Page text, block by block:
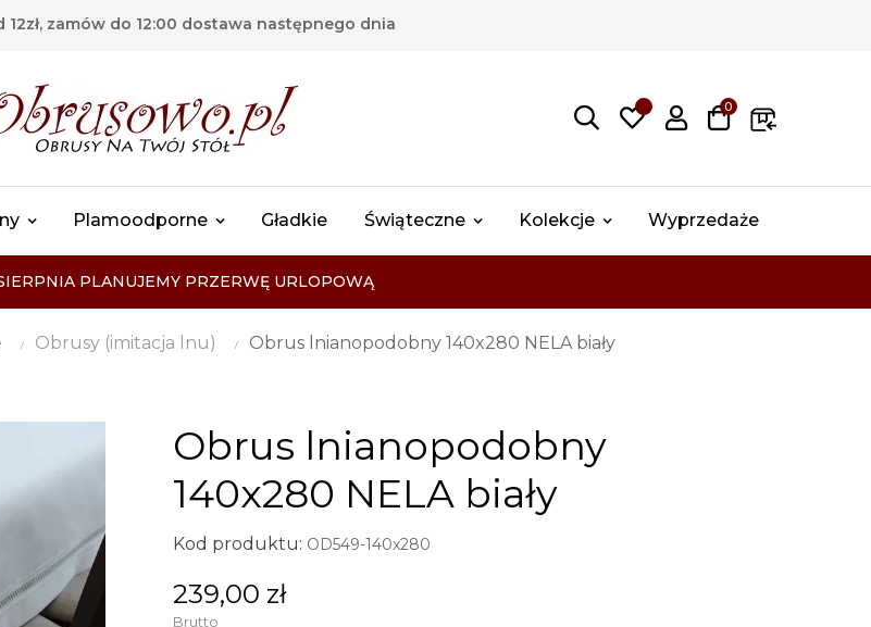
12zł, zamów do 12:00 dostawa następnego dnia
0
Plamoodporne Gładkie Świąteczne Kolekcje Wyprzedaże
PLANUJEMY PRZERWĘ URLOPOWĄ
Obrusy (imitacja lnu) Obrus lnianopodobny 140x280 NELA biały
Obrus lnianopodobny
140x280 NELA biały
Kod produktu: OD549-140x280
239,00 zł
Brutto